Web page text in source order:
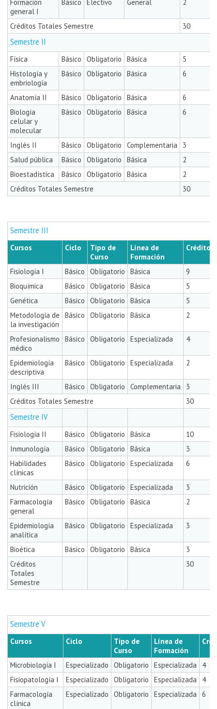
Formación
general I
Básico Electivo General 2
Créditos Totales Semestre 30
Semestre II
Física Básico Obligatorio Básica
5
Histología y
embriología
Básico Obligatorio Básica 6
Anatomía II Básico Obligatorio Básica
6
Biología
celular y
molecular
Básico Obligatorio Básica 6
Inglés II Básico Obligatorio Complementaria
3
Salud pública
Básico Obligatorio Básica
2
Bioestadística
Básico Obligatorio Básica
2
Créditos Totales Semestre
30
Semestre III
Cursos Ciclo
Tipo de
Curso
Línea de
Formación
Créditos
Fisiología I Básico Obligatorio Básica
9
Bioquímica
Básico Obligatorio Básica
5
Genética
Básico Obligatorio Básica
5
Metodología de
la investigación
Básico Obligatorio Básica 2
Profesionalismo
médico
Básico Obligatorio Especializada 4
Epidemiología
descriptiva
Básico Obligatorio Especializada 2
Inglés III Básico Obligatorio Complementaria
3
Créditos Totales Semestre
30
Semestre IV
Fisiología II Básico Obligatorio Básica
10
Inmunología
Básico Obligatorio Básica
3
Habilidades
clínicas
Básico Obligatorio Especializada 6
Nutrición Básico Obligatorio Especializada
3
Farmacología
general
Básico Obligatorio Básica 2
Epidemiología
analítica
Básico Obligatorio Especializada 3
Bioética Básico Obligatorio Básica
3
Créditos
Totales
Semestre
30
Semestre V
Cursos Ciclo
Tipo de
Curso
Línea de
Formación
Microbiología I Especializado Obligatorio Especializada
4
Fisiopatología I
Especializado Obligatorio Especializada
4
Farmacología
clínica
Especializado Obligatorio Especializada 6